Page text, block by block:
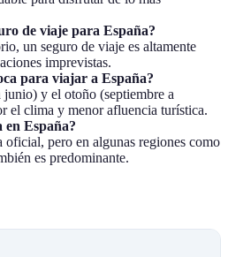
de viaje para España?
un seguro de viaje es altamente
imprevistas.
para viajar a España?
y el otoño (septiembre a
el clima y menor afluencia turística.
en España?
oficial, pero en algunas regiones como
es predominante.